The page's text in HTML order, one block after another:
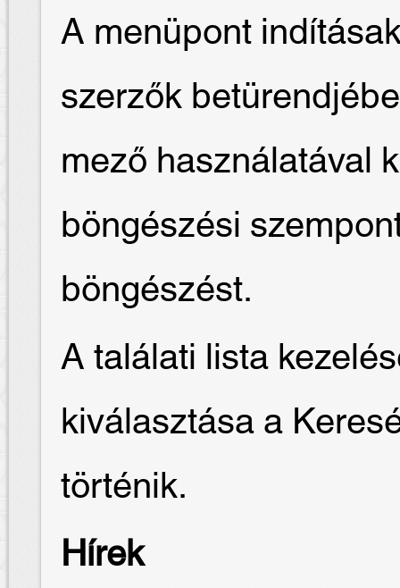
A menüpont
szerzők
mező használatával
böngészési
böngészést.
A találati lista
kiválasztása a
történik.
Hírek